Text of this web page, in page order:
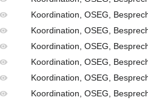
Koordination, OSEG,
Koordination, OSEG,
Koordination, OSEG,
Koordination, OSEG,
Koordination, OSEG,
Koordination, OSEG,